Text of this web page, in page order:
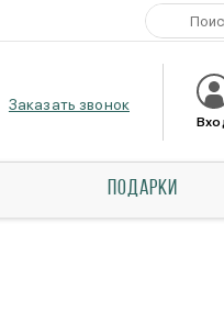
Заказать звонок
ПОДАРКИ